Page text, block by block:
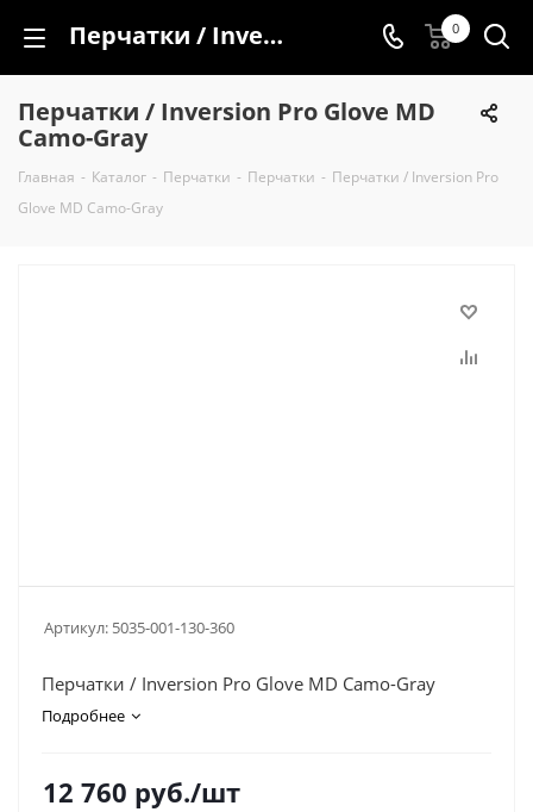
Перчатки / Inversion Pro Glove MD Camo-Gray 0
Перчатки / Inversion Pro Glove MD
Camo-Gray
Главная - Каталог - Перчатки - Перчатки - Перчатки / Inversion Pro
Glove MD Camo-Gray
Артикул: 5035-001-130-360
Перчатки / Inversion Pro Glove MD Camo-Gray
Подробнее
12 760 руб./шт